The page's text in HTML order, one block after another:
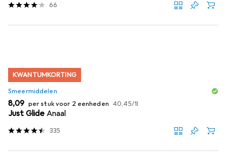
66
KWANTUMKORTING
Smeermiddelen
EUR
8,09 per stuk voor 2 eenheden EUR
40,45/1l
Just Glide Anaal
335